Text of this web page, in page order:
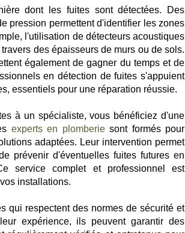
dont les fuites sont détectées. Des
pression permettent d'identifier les zones
l'utilisation de détecteurs acoustiques
des épaisseurs de murs ou de sols.
également de gagner du temps et de
en détection de fuites s'appuient
essentiels pour une réparation réussie.
à un spécialiste, vous bénéficiez d'une
experts en plomberiesont formés pour
adaptées. Leur intervention permet
prévenir d'éventuelles fuites futures en
service complet et professionnel est
installations.
qui respectent des normes de sécurité et
expérience, ils peuvent garantir des